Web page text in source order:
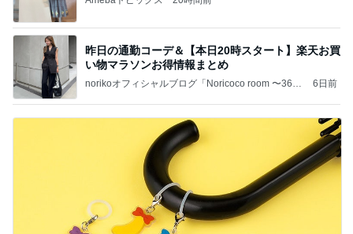
昨日の通勤コーデ＆【本日20時スタート】楽天お買
い物マラソンお得情報まとめ
norikoオフィシャルブログ「Noricoco room 〜365
6日前